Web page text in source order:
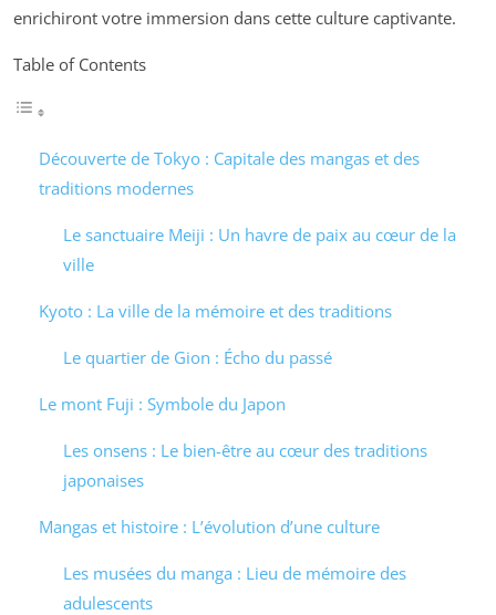
enrichiront votre immersion dans cette culture captivante.
Table of Contents
Découverte de Tokyo : Capitale des mangas et des
traditions modernes
Le sanctuaire Meiji : Un havre de paix au cœur de la
ville
Kyoto : La ville de la mémoire et des traditions
Le quartier de Gion : Écho du passé
Le mont Fuji : Symbole du Japon
Les onsens : Le bien-être au cœur des traditions
japonaises
Mangas et histoire : L’évolution d’une culture
Les musées du manga : Lieu de mémoire des
adulescents